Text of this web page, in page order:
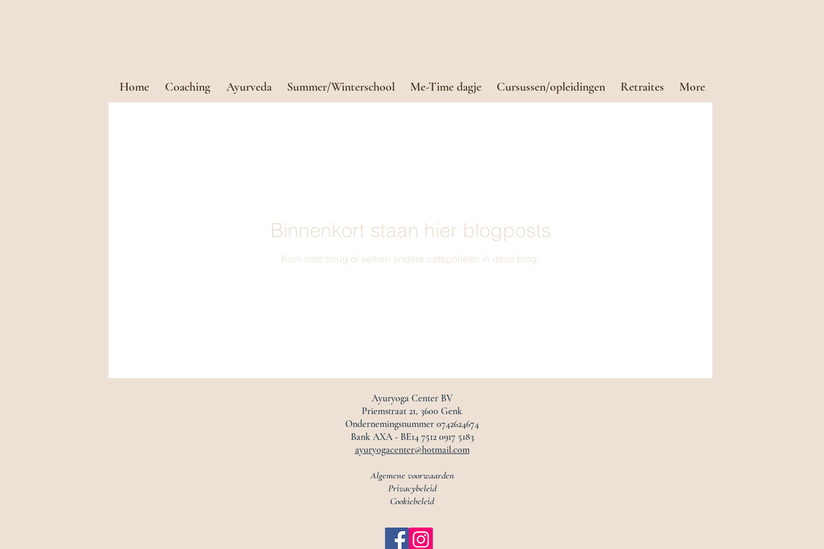
Home Coaching Ayurveda Summer/Winterschool Me-Time dagje Cursussen/opleidingen Retraites More
Binnenkort staan hier blogposts
Kom later terug of verken andere categorieën in deze blog.
Ayuryoga Center BV
Priemstraat 21, 3600 Genk
Ondernemingsnummer 0742624674
Bank AXA - BE14 7512 0917 5183
ayuryogacenter@hotmail.com
Algemene voorwaarden
Privacybeleid
Cookiebeleid